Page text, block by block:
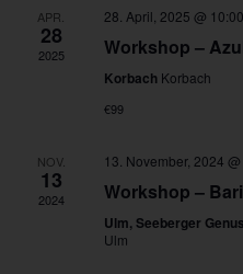
APR.
28
2025
28. April, 2025 @ 10:00
Workshop –
Korbach Korbach
€99
NOV.
13
2024
13. November, 2024
Workshop –
Ulm, Seeberger
Ulm